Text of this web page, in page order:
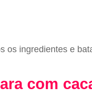
os ingredientes e
com